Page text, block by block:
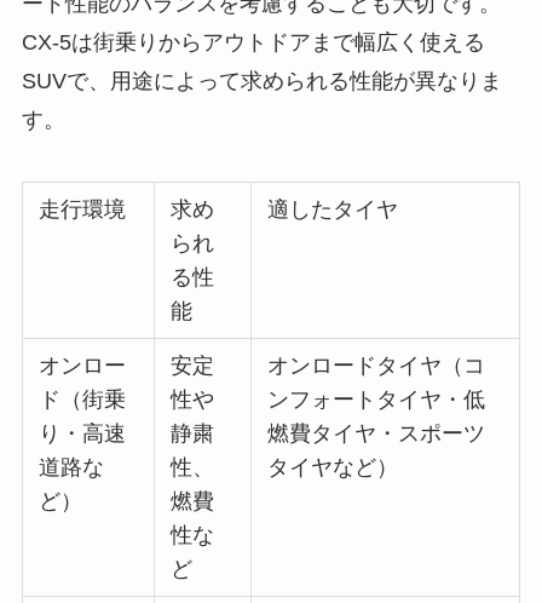
CX-5は街乗りからアウトドアまで幅広く使える
SUVで、用途によって求められる性能が異なりま
す。
走行環境
求め
られ
る性
能
適したタイヤ
オンロー
ド（街乗
り・高速
道路な
ど）
安定
性や
静粛
性、
燃費
性な
ど
オンロードタイヤ（コ
ンフォートタイヤ・低
燃費タイヤ・スポーツ
タイヤなど）